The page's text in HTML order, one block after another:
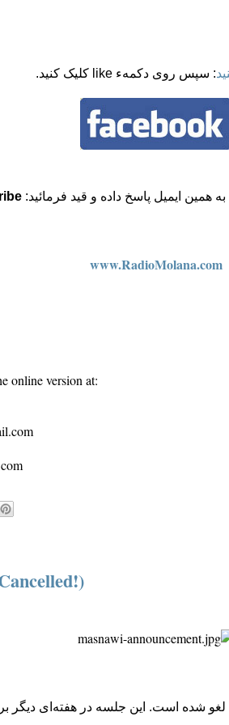
: سپس روی دکمهء like کلیک کنید.
همین ایمیل پاسخ داده و قید فرمائید:
www.RadioMolana.com
online version at:
لغو شده است. این جلسه در هفته‌ای دیگر